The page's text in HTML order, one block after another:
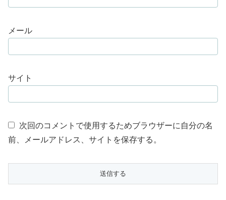
メール
サイト
次回のコメントで使用するためブラウザーに自分の名
前、メールアドレス、サイトを保存する。